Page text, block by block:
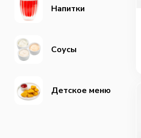
Напитки
Соусы
Детское меню